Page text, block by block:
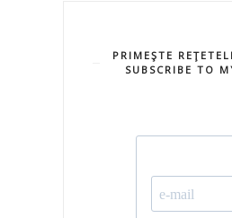
PRIMEŞTE
SUBSCRIBE TO